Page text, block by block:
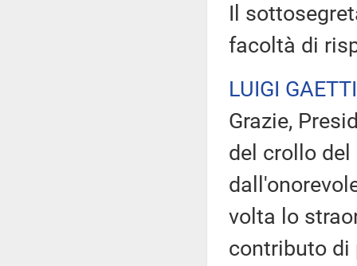
Il
facoltà di
LUIGI GAETTI
Grazie,
del crollo
volta lo
contributo di